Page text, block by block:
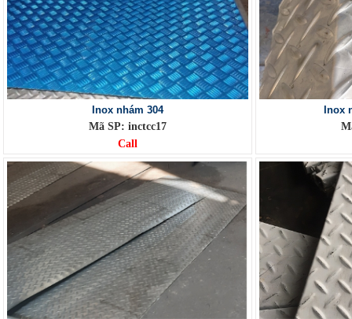
Inox nhám 304
Mã SP: inctcc17
Call
Inox